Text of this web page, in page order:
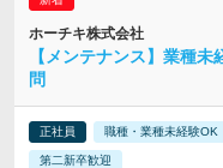
ホーチキ株式会社
【メンテナンス】業種
問
正社員 職種・業種未経験OK
第二新卒歓迎